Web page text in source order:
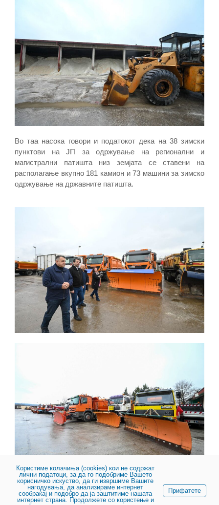
Во таа насока говори и податокот дека на 38 зимски
пунктови на ЈП за одржување на регионални и
магистрални патишта низ земјата се ставени на
располагање вкупно 181 камион и 73 машини за зимско
одржување на државните патишта.
Користиме колачиња (cookies) кои не содржат
лични податоци, за да го подобриме Вашето
корисничко искуство, да ги извршиме Вашите
нагодувања, да анализираме интернет
сообраќај и подобро да ја заштитиме нашата
интернет страна. Продолжете со користење и
Прифатете